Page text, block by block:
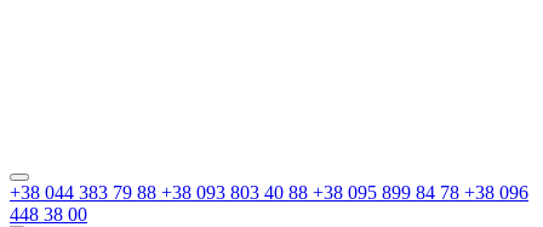
+38 044 383 79 88 +38 093 803 40 88 +38 095 899 84 78 +38 096
448 38 00